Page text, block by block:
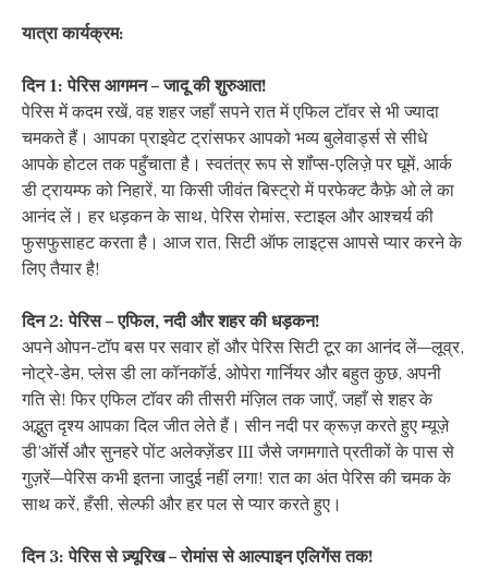
यात्रा कार्यक्रम:
दिन 1: पेरिस आगमन – जादू की शुरुआत!
पेरिस में कदम रखें, वह शहर जहाँ सपने रात में एफिल टॉवर से भी ज्यादा
चमकते हैं। आपका प्राइवेट ट्रांसफर आपको भव्य बुलेवार्ड्स से सीधे
आपके होटल तक पहुँचाता है। स्वतंत्र रूप से शॉंप्स-एलिज़े पर घूमें, आर्क
डी ट्रायम्फ को निहारें, या किसी जीवंत बिस्ट्रो में परफेक्ट कैफ़े ओ ले का
आनंद लें। हर धड़कन के साथ, पेरिस रोमांस, स्टाइल और आश्चर्य की
फुसफुसाहट करता है। आज रात, सिटी ऑफ लाइट्स आपसे प्यार करने के
लिए तैयार है!
दिन 2: पेरिस – एफिल, नदी और शहर की धड़कन!
अपने ओपन-टॉप बस पर सवार हों और पेरिस सिटी टूर का आनंद लें—लूव्र,
नोट्रे-डेम, प्लेस डी ला कॉनकॉर्ड, ओपेरा गार्नियर और बहुत कुछ, अपनी
गति से! फिर एफिल टॉवर की तीसरी मंज़िल तक जाएँ, जहाँ से शहर के
अद्भुत दृश्य आपका दिल जीत लेते हैं। सीन नदी पर क्रूज़ करते हुए म्यूज़े
डी’ऑर्से और सुनहरे पोंट अलेक्ज़ेंडर III जैसे जगमगाते प्रतीकों के पास से
गुज़रें—पेरिस कभी इतना जादुई नहीं लगा! रात का अंत पेरिस की चमक के
साथ करें, हँसी, सेल्फी और हर पल से प्यार करते हुए।
दिन 3: पेरिस से ज़्यूरिख – रोमांस से आल्पाइन एलिगेंस तक!